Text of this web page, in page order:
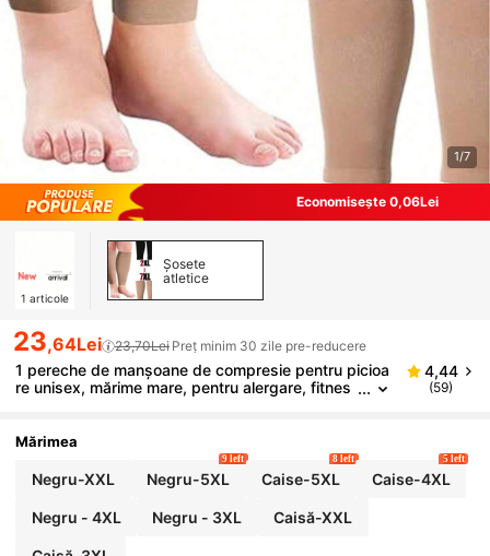
1/7
Economisește 0,06Lei
1 articole
Șosete
atletice
23,64Lei 23,70Lei Preț minim 30 zile pre-reducere
1 pereche de manșoane de compresie pentru picioa
re unisex, mărime mare, pentru alergare, fitnes
ndate pentru persoanele sensibile la presiune)
4,44
(59)
Mărimea
Negru-XXL Negru-5XL
9 left
Caise-5XL
8 left
Caise-4XL
5 left
Negru - 4XL Negru - 3XL Caisă-XXL